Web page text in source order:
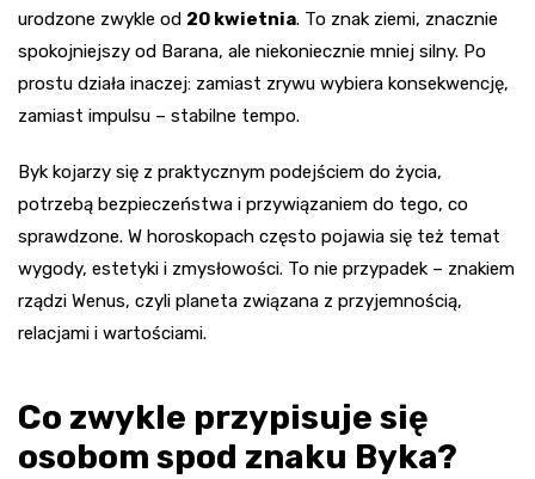
urodzone zwykle od 20 kwietnia. To znak ziemi, znacznie
spokojniejszy od Barana, ale niekoniecznie mniej silny. Po
prostu działa inaczej: zamiast zrywu wybiera konsekwencję,
zamiast impulsu – stabilne tempo.
Byk kojarzy się z praktycznym podejściem do życia,
potrzebą bezpieczeństwa i przywiązaniem do tego, co
sprawdzone. W horoskopach często pojawia się też temat
wygody, estetyki i zmysłowości. To nie przypadek – znakiem
rządzi Wenus, czyli planeta związana z przyjemnością,
relacjami i wartościami.
Co zwykle przypisuje się
osobom spod znaku Byka?